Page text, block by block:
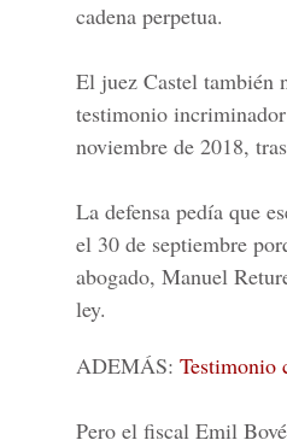
cadena perpetua.
El juez Castel también
testimonio
noviembre de 2018,
La defensa pedía que
el 30 de septiembre
abogado, Manuel
ley.
ADEMÁS: Testimonio
Pero el fiscal Emil